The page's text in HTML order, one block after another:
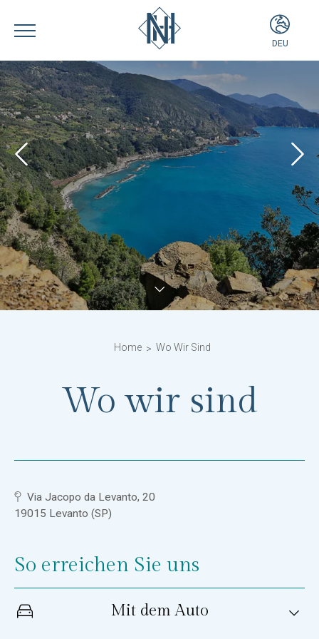
DEU
FRA
Home Wo Wir Sind
Wo wir sind
Via Jacopo da Levanto, 20
19015 Levanto (SP)
So erreichen Sie uns
Mit dem Auto